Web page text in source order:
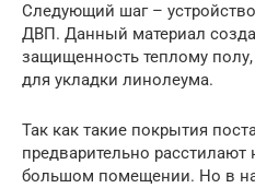
Следующий шаг –
ДВП. Данный материал
защищенность теплому
для укладки линолеума.
Так как такие покрытия
предварительно расстилают
большом помещении. Но в